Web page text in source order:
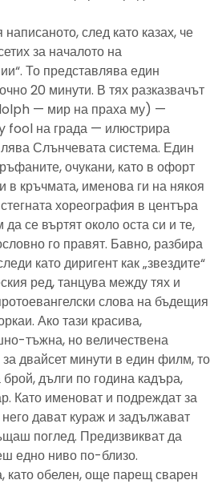
след като казах, че
за началото на
То представлява един
20 минути. В тях разказвачът
— мир на праха му) —
fool на града — илюстрира
Слънчевата система. Един
очукани, като в офорт
в кръчмата, именова ги на някоя
хореография в центъра
се въртят около оста си и те,
го правят. Бавно, разбира
като диригент как „звездите“
ред, танцува между тях и
слова на бъдещия
Ако тази красива,
тъжна, но величествена
двайсет минути в един филм, то
дълги по година кадъра,
Като именоват и подреждат за
дават кураж и задължават
поглед. Предизвикват да
едно ниво по-близо.
като обелен, още парещ сварен